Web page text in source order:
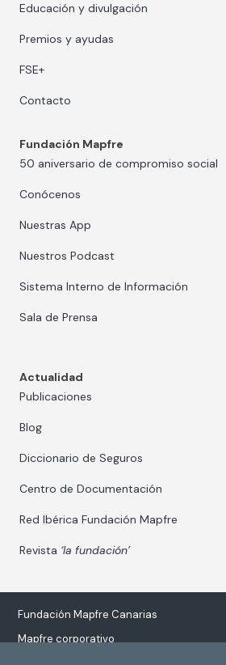
Educación y divulgación
Premios y ayudas
FSE+
Contacto
Fundación Mapfre
50 aniversario de compromiso social
Conócenos
Nuestras App
Nuestros Podcast
Sistema Interno de Información
Sala de Prensa
Actualidad
Publicaciones
Blog
Diccionario de Seguros
Centro de Documentación
Red Ibérica Fundación Mapfre
Revista ‘la fundación’
Fundación Mapfre Canarias
Mapfre corporativo